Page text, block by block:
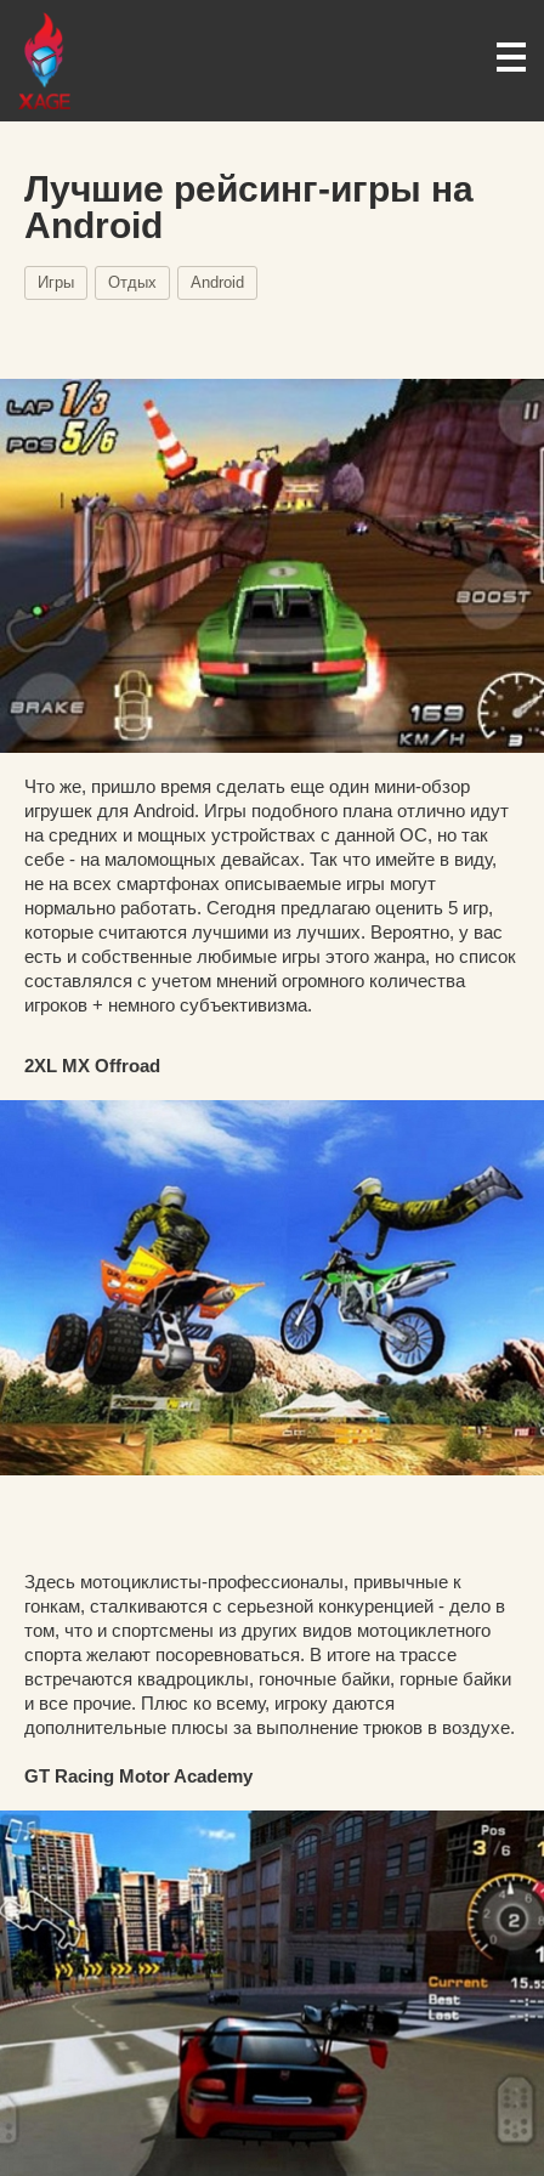
Лучшие рейсинг-игры на
Android
Игры Отдых Android
Что же, пришло время сделать еще один мини-обзор
игрушек для Android. Игры подобного плана отлично идут
на средних и мощных устройствах с данной ОС, но так
себе - на маломощных девайсах. Так что имейте в виду,
не на всех смартфонах описываемые игры могут
нормально работать. Сегодня предлагаю оценить 5 игр,
которые считаются лучшими из лучших. Вероятно, у вас
есть и собственные любимые игры этого жанра, но список
составлялся с учетом мнений огромного количества
игроков + немного субъективизма.
2XL MX Offroad
Здесь мотоциклисты-профессионалы, привычные к
гонкам, сталкиваются с серьезной конкуренцией - дело в
том, что и спортсмены из других видов мотоциклетного
спорта желают посоревноваться. В итоге на трассе
встречаются квадроциклы, гоночные байки, горные байки
и все прочие. Плюс ко всему, игроку даются
дополнительные плюсы за выполнение трюков в воздухе.
GT Racing Motor Academy